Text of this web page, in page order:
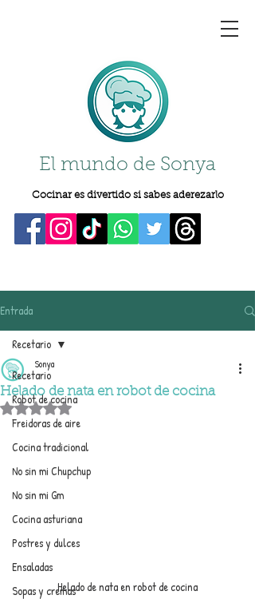
El mundo de Sonya
Cocinar es divertido si sabes aderezarlo
Entrada
Recetario
Robot de cocina
Freidoras de aire
Cocina tradicional
No sin mi Chupchup
No sin mi Gm
Cocina asturiana
Postres y dulces
Ensaladas
Sopas y cremas
Recetario
Helado de nata en robot de cocina
Sonya
Obtuvo NaN de 5 estrellas.
Helado de nata en robot de cocina